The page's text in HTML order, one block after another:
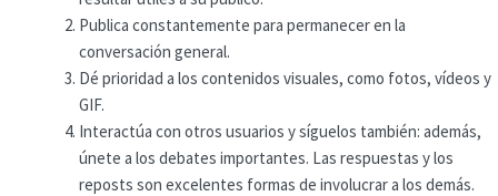
Publica constantemente para permanecer en la
conversación general.
Dé prioridad a los contenidos visuales, como fotos, vídeos y
GIF.
Interactúa con otros usuarios y síguelos también: además,
únete a los debates importantes. Las respuestas y los
reposts son excelentes formas de involucrar a los demás.